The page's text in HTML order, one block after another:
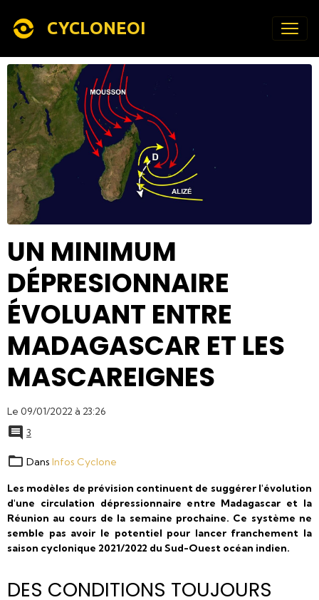
CYCLONEOI
UN MINIMUM
DÉPRESIONNAIRE
ÉVOLUANT ENTRE
MADAGASCAR ET LES
MASCAREIGNES
Le 09/01/2022 à 23:26
3
Dans Infos Cyclone
Les modèles de prévision continuent de suggérer l'évolution
d'une circulation dépressionnaire entre Madagascar et la
Réunion au cours de la semaine prochaine. Ce système ne
semble pas avoir le potentiel pour lancer franchement la
saison cyclonique 2021/2022 du Sud-Ouest océan indien.
DES CONDITIONS TOUJOURS